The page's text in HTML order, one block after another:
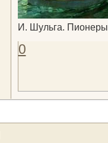
И. Шульга. Пионеры
0